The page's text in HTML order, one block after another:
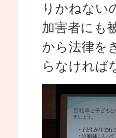
りかねない
加害者にも
から法律を
らなけれ